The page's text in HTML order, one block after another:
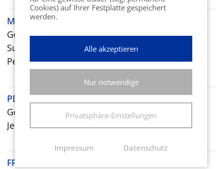
MP Design Müller & Pohl GbR
Goslar
Susanne Bremer
Peter Pohl
PDV-Systeme GmbH
Goslar
Jenny Braun
FFN
Cookies) auf Ihrer Festplatte gespeichert
werden.
Alle akzeptieren
Nur notwendige
Privatsphäre-Einstellungen
Impressum Datenschutz